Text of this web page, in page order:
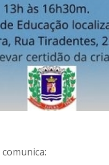
comunica: